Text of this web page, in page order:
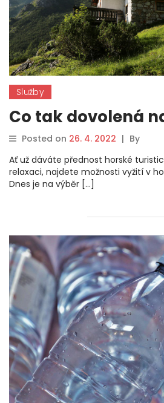
Služby
Co tak dovolená
Posted on 26. 4. 2022 | By
Ať už dáváte přednost horské
relaxaci, najdete možnosti vyžití v
Dnes je na výběr […]